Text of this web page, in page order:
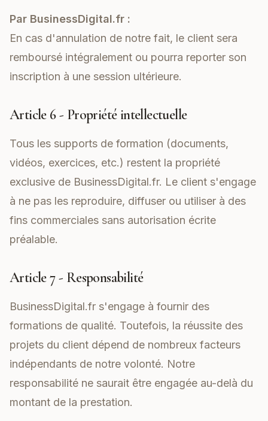
Par BusinessDigital.fr :
En cas d'annulation de notre fait, le client sera
remboursé intégralement ou pourra reporter son
inscription à une session ultérieure.
Article 6 - Propriété intellectuelle
Tous les supports de formation (documents,
vidéos, exercices, etc.) restent la propriété
exclusive de BusinessDigital.fr. Le client s'engage
à ne pas les reproduire, diffuser ou utiliser à des
fins commerciales sans autorisation écrite
préalable.
Article 7 - Responsabilité
BusinessDigital.fr s'engage à fournir des
formations de qualité. Toutefois, la réussite des
projets du client dépend de nombreux facteurs
indépendants de notre volonté. Notre
responsabilité ne saurait être engagée au-delà du
montant de la prestation.